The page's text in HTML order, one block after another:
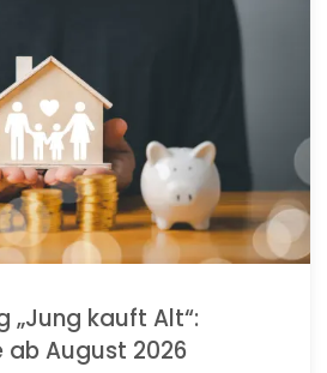
„Jung kauft Alt“:
ab August 2026